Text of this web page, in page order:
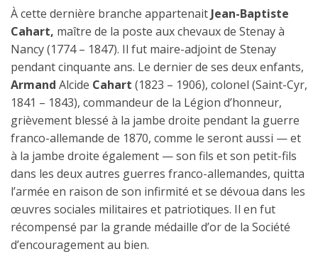
À cette dernière branche appartenait Jean-Baptiste
Cahart, maître de la poste aux chevaux de Stenay à
Nancy (1774 – 1847). Il fut maire-adjoint de Stenay
pendant cinquante ans. Le dernier de ses deux enfants,
Armand Alcide Cahart (1823 – 1906), colonel (Saint-Cyr,
1841 – 1843), commandeur de la Légion d’honneur,
grièvement blessé à la jambe droite pendant la guerre
franco-allemande de 1870, comme le seront aussi — et
à la jambe droite également — son fils et son petit-fils
dans les deux autres guerres franco-allemandes, quitta
l’armée en raison de son infirmité et se dévoua dans les
œuvres sociales militaires et patriotiques. Il en fut
récompensé par la grande médaille d’or de la Société
d’encouragement au bien.